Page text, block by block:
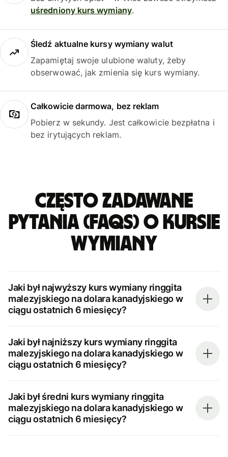
uśredniony kurs wymiany.
Śledź aktualne kursy wymiany walut
Zapamiętaj swoje ulubione waluty, żeby
obserwować, jak zmienia się kurs wymiany.
Całkowicie darmowa, bez reklam
Pobierz w sekundy. Jest całkowicie bezpłatna i
bez irytujących reklam.
Często zadawane
pytania (FAQs) o kursie
wymiany
Jaki był najwyższy kurs wymiany ringgita
malezyjskiego na dolara kanadyjskiego w
ciągu ostatnich 6 miesięcy?
Jaki był najniższy kurs wymiany ringgita
malezyjskiego na dolara kanadyjskiego w
ciągu ostatnich 6 miesięcy?
Jaki był średni kurs wymiany ringgita
malezyjskiego na dolara kanadyjskiego w
ciągu ostatnich 6 miesięcy?